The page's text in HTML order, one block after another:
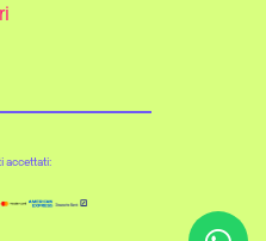
accettati: